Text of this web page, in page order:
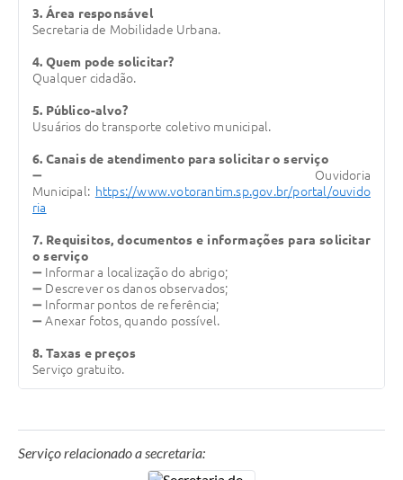
Contato
3. Área responsável
Secretaria de Mobilidade Urbana.
4. Quem pode solicitar?
Qualquer cidadão.
5. Público-alvo?
Usuários do transporte coletivo municipal.
6. Canais de atendimento para solicitar o serviço
➖ Ouvidoria
Municipal: https://www.votorantim.sp.gov.br/portal/ouvido
ria
7. Requisitos, documentos e informações para solicitar
o serviço
➖ Informar a localização do abrigo;
➖ Descrever os danos observados;
➖ Informar pontos de referência;
➖Anexar fotos, quando possível.
8. Taxas e preços
Serviço gratuito.
Serviço relacionado a secretaria: